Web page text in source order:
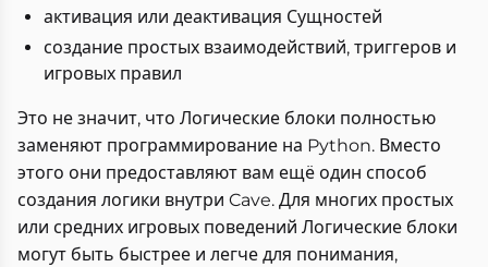
активация или деактивация Сущностей
создание простых взаимодействий, триггеров и
игровых правил
Это не значит, что Логические блоки полностью
заменяют программирование на Python. Вместо
этого они предоставляют вам ещё один способ
создания логики внутри Cave. Для многих простых
или средних игровых поведений Логические блоки
могут быть быстрее и легче для понимания,